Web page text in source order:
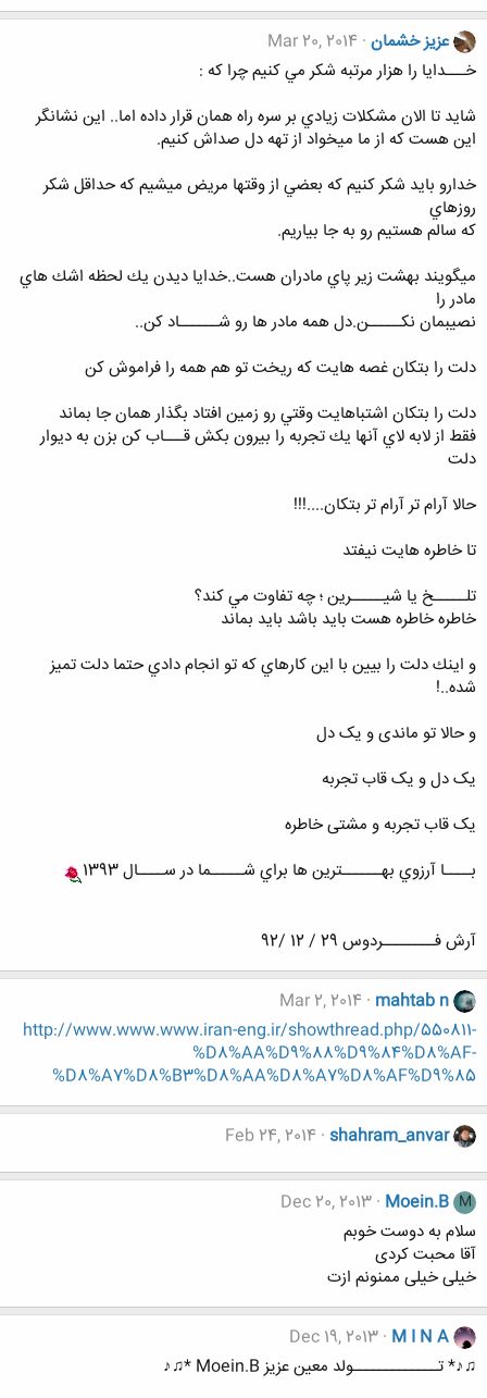
عزيز خشمان Mar 20, 2014
خـــدايا را هزار مرتبه شكر مي كنيم چرا كه :
شايد تا الان مشكلات زيادي بر سره راه همان قرار داده اما.. اين نشانگر
اين هست كه از ما ميخواد از تهه دل صداش كنيم.
خدارو بايد شكر كنيم كه بعضي از وقتها مريض ميشيم كه حداقل شكر
روزهاي
كه سالم هستيم رو به جا بياريم.
ميگويند بهشت زير پاي مادران هست..خدايا ديدن يك لحظه اشك هاي
مادر را
نصيبمان نكـــــن.دل همه مادر ها رو شــــــاد كن..
دلت را بتكان غصه هايت كه ريخت تو هم همه را فراموش كن
دلت را بتكان اشتباهايت وقتي رو زمين افتاد بگذار همان جا بماند
فقط از لابه لاي آنها يك تجربه را بيرون بكش قـــاب كن بزن به ديوار
دلت
حالا آرام تر آرام تر بتكان....!!!
تا خاطره هايت نيفتد
تلـــــخ يا شيـــــرين ؛ چه تفاوت مي كند؟
خاطره خاطره هست بايد باشد بايد بماند
و اينك دلت را بيين با اين كارهاي كه تو انجام دادي حتما دلت تميز
شده..!
و حالا تو ماندی و یک دل
یک دل و یک قاب تجربه
یک قاب تجربه و مشتی خاطره
بــــا آرزوي بهــــــترين ها براي شـــــما در ســــال 1393
آرش فــــــــردوس 29 / 12 /92
mahtab n
Mar 2, 2014
http://www.www.www.iran-eng.ir/showthread.php/550811-
%D8%AA%D9%88%D9%84%D8%AF-
%D8%A7%D8%B3%D8%AA%D8%A7%D8%AF%D9%85
shahram_anvar
Feb 24, 2014
M
Moein.B
Dec 20, 2013
سلام به دوست خوبم
آقا محبت کردی
خیلی خیلی ممنونم ازت
M I N A
Dec 19, 2013
♫♪* تـــــــــــــولد معین عزیز Moein.B *♫♪